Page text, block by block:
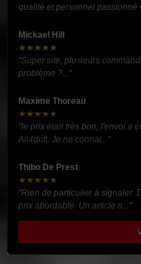
qualité et personnel passionné
Mickael Hill
★★★★★
"Super site, plusieurs
problème ?..."
Maxime Thoreau
★★★★★
"le prix était très bon, l'envoi a
All4drift. Je ne connai..."
Thibo De Prest
★★★★★
"Rien de particulier à signaler.
prix abordable. Un article n..."